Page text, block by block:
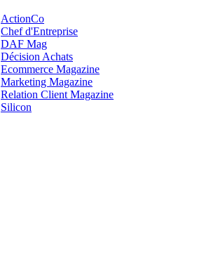
ActionCo
Chef d'Entreprise
DAF Mag
Décision Achats
Ecommerce Magazine
Marketing Magazine
Relation Client Magazine
Silicon